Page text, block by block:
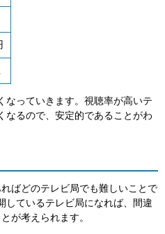
なっていきます。視聴率が高いテ
なるので、安定的であることがわ
ばどのテレビ局でも難しいことで
しているテレビ局になれば、間違
が考えられます。